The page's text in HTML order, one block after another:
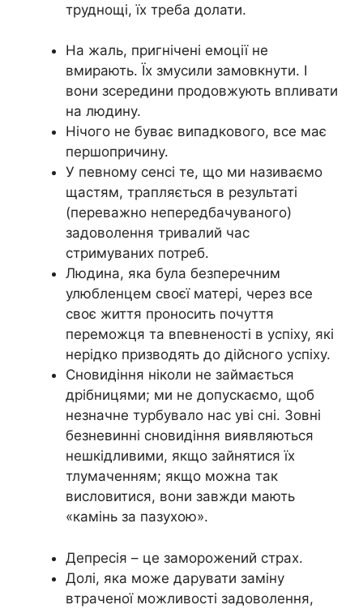
труднощі, їх треба долати.
На жаль, пригнічені емоції не
вмирають. Їх змусили замовкнути. І
вони зсередини продовжують впливати
на людину.
Нічого не буває випадкового, все має
першопричину.
У певному сенсі те, що ми називаємо
щастям, трапляється в результаті
(переважно непередбачуваного)
задоволення тривалий час
стримуваних потреб.
Людина, яка була безперечним
улюбленцем своєї матері, через все
своє життя проносить почуття
переможця та впевненості в успіху, які
нерідко призводять до дійсного успіху.
Сновидіння ніколи не займається
дрібницями; ми не допускаємо, щоб
незначне турбувало нас уві сні. Зовні
безневинні сновидіння виявляються
нешкідливими, якщо зайнятися їх
тлумаченням; якщо можна так
висловитися, вони завжди мають
«камінь за пазухою».
Депресія – це заморожений страх.
Долі, яка може дарувати заміну
втраченої можливості задоволення,